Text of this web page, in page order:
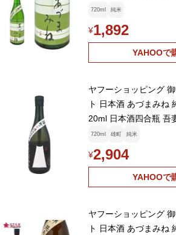
吟醸
720ml 純米
¥1,892
YAHOOで
ヤフーショッピング
ト 日本酒 あづまみね
20ml 日本酒四合瓶 吾
うまい酒 おすすめ
720ml 雄町 純米
¥2,904
YAHOOで
ヤフーショッピング
ト 日本酒 あづまみね